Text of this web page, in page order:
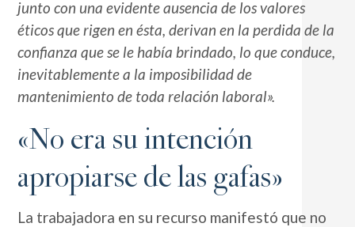
junto con una evidente ausencia de los valores
éticos que rigen en ésta, derivan en la perdida de la
confianza que se le había brindado, lo que conduce,
inevitablemente a la imposibilidad de
mantenimiento de toda relación laboral».
«No era su intención
apropiarse de las gafas»
La trabajadora en su recurso manifestó que no